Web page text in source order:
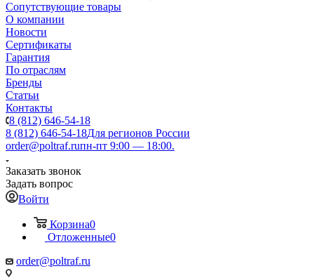
Сопутствующие товары
О компании
Новости
Сертификаты
Гарантия
По отраслям
Бренды
Статьи
Контакты
8 (812) 646-54-18
8 (812) 646-54-18Для регионов России
order@poltraf.ruпн-пт 9:00 — 18:00.
Заказать звонок
Задать вопрос
Войти
Корзина0
Отложенные0
order@poltraf.ru